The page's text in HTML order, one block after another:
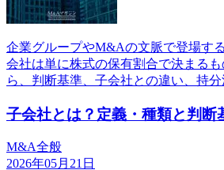
企業グループやM&Aの文脈で登場す
会社は単に株式の保有割合で決まる
ら、判断基準、子会社との違い、持
子会社とは？定義・種類と判
M&A全般
2026年05月21日